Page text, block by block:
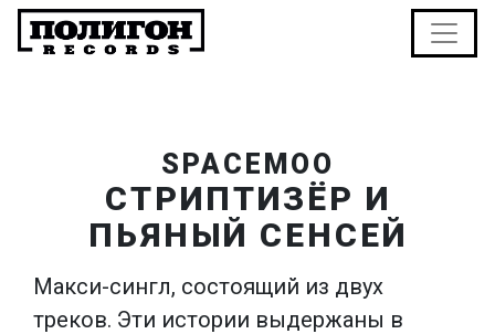
SPACEMOO
СТРИПТИЗЁР И
ПЬЯНЫЙ СЕНСЕЙ
Макси-сингл, состоящий из двух
треков. Эти истории выдержаны в